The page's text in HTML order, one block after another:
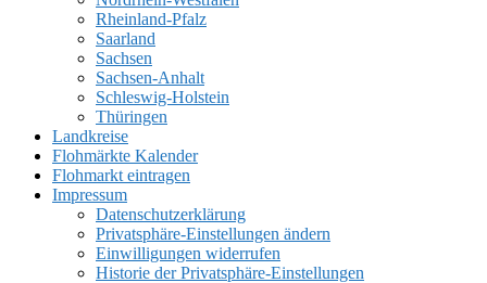
Rheinland-Pfalz
Saarland
Sachsen
Sachsen-Anhalt
Schleswig-Holstein
Thüringen
Landkreise
Flohmärkte Kalender
Flohmarkt eintragen
Impressum
Datenschutzerklärung
Privatsphäre-Einstellungen ändern
Einwilligungen widerrufen
Historie der Privatsphäre-Einstellungen